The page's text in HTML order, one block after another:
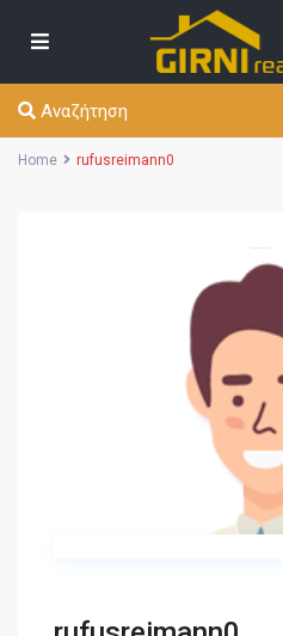
Αναζήτηση
Home rufusreimann0